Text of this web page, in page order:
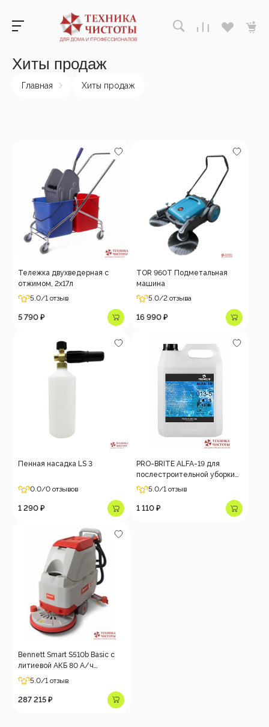
Хиты продаж
Главная Хиты продаж
Тележка двухведерная с
отжимом, 2х17л
5.0/1 отзыв
5 790 ₽
TOR 960T Подметальная
машина
5.0/2 отзыва
16 990 ₽
Пенная насадка LS 3
0.0/0 отзывов
1 290 ₽
PRO-BRITE ALFA-19 для
послестроительной уборки
5л 5.0/1 отзыв
1 110 ₽
Bennett Smart S510b Basic с
литиевой АКБ 80 А/ч
Аккумуляторная
поломоечная машина
5.0/1 отзыв
287 215 ₽